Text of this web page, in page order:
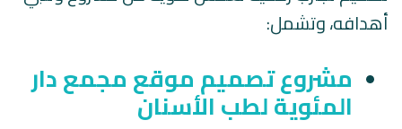
أهدافه، وتشمل:
مشروع تصميم موقع مجمع دار
المئوية لطب الأسنان